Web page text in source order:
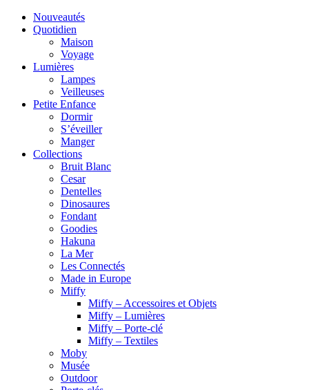
Nouveautés
Quotidien
Maison
Voyage
Lumières
Lampes
Veilleuses
Petite Enfance
Dormir
S’éveiller
Manger
Collections
Bruit Blanc
Cesar
Dentelles
Dinosaures
Fondant
Goodies
Hakuna
La Mer
Les Connectés
Made in Europe
Miffy
Miffy – Accessoires et Objets
Miffy – Lumières
Miffy – Porte-clé
Miffy – Textiles
Moby
Musée
Outdoor